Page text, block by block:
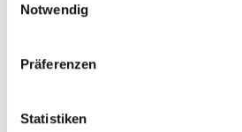
Notwendig
Präferenzen
Statistiken